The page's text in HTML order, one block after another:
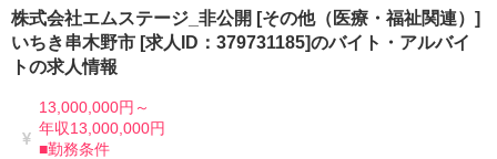
株式会社エムステージ_非公開 [その他（医療・福祉関連）]
いちき串木野市 [求人ID：379731185]のバイト・アルバイ
トの求人情報
13,000,000円～
年収13,000,000円
■勤務条件